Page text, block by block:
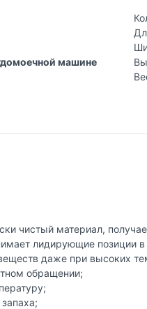
машине
чистый материал,
лидирующие позиции
даже при высоких
обращении;